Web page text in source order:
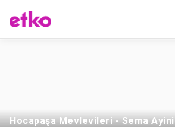
Hocapaşa Mevlevileri - Sema Ayini